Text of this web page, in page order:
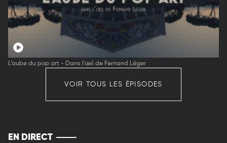
L’aube du pop art - Dans l’œil de Fernand Léger
VOIR TOUS LES ÉPISODES
EN DIRECT